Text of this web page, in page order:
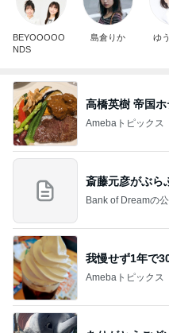
BEYOOOOO
NDS
島倉りか ゆ
高橋英樹 帝国
Amebaトピックス
斎藤元彦がぶら
Bank of Dreamの
我慢せず1年で
Amebaトピックス